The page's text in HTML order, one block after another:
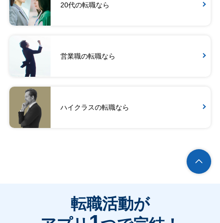
20代の転職なら
営業職の転職なら
ハイクラスの転職なら
転職活動が